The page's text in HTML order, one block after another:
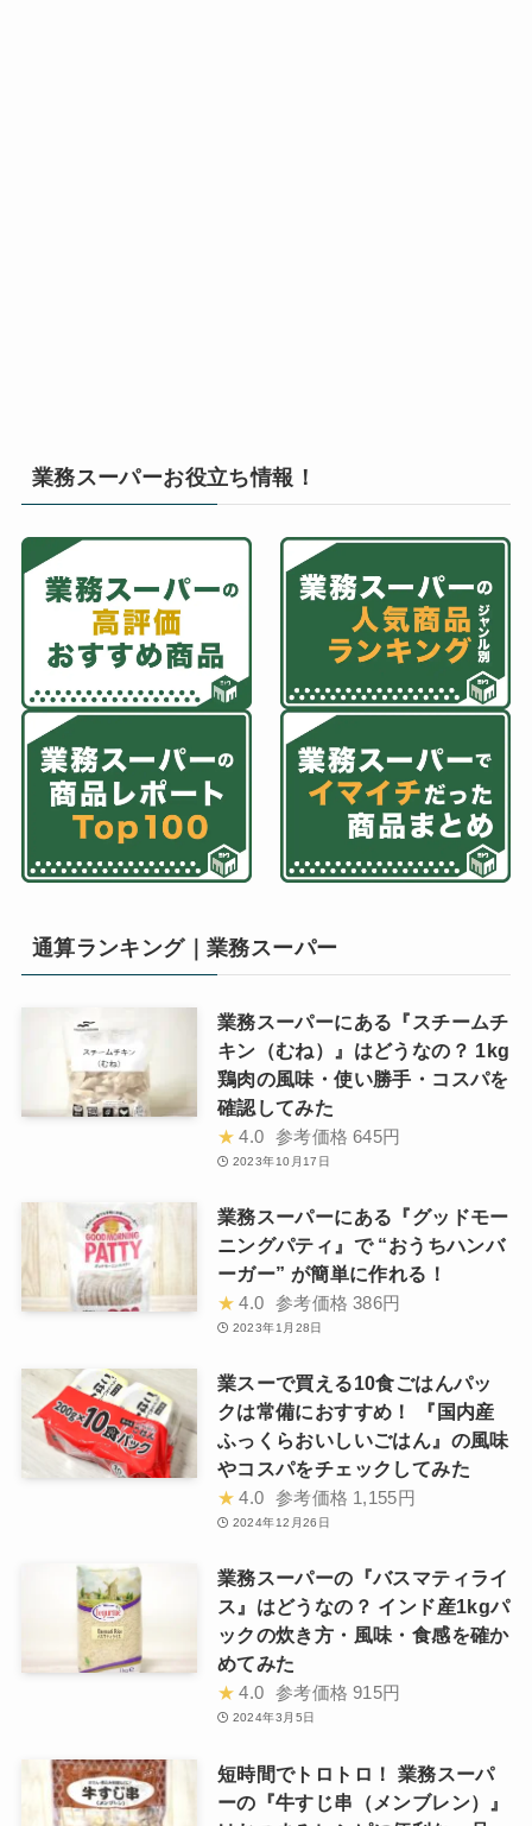
業務スーパーお役立ち情報！
通算ランキング｜業務スーパー
業務スーパーにある『スチームチ
キン（むね）』はどうなの？ 1kg
鶏肉の風味・使い勝手・コスパを
確認してみた
★ 4.0 参考価格 645円
2023年10月17日
業務スーパーにある『グッドモー
ニングパティ』で “おうちハンバ
ーガー” が簡単に作れる！
★ 4.0 参考価格 386円
2023年1月28日
業スーで買える10食ごはんパッ
クは常備におすすめ！ 『国内産
ふっくらおいしいごはん』の風味
やコスパをチェックしてみた
★ 4.0 参考価格 1,155円
2024年12月26日
業務スーパーの『バスマティライ
ス』はどうなの？ インド産1kgパ
ックの炊き方・風味・食感を確か
めてみた
★ 4.0 参考価格 915円
2024年3月5日
短時間でトロトロ！ 業務スーパ
ーの『牛すじ串（メンブレン）』